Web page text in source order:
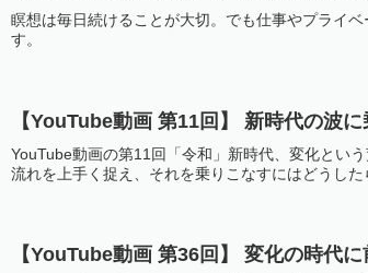
瞑想は毎日続けることが大切。でも仕事やプライ
す。
【YouTube動画 第11回】 新時代の波
YouTube動画の第11回「令和」新時代、変化とい
流れを上手く捉え、それを乗りこなすにはどうした
【YouTube動画 第36回】 変化の時代